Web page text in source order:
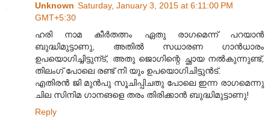
Unknown Saturday, January 3, 2015 at 6:11:00 PM
GMT+5:30
ഹരി നാമ കീർതത്നം ഏതു രാഗമെന്ന് പറയാൻ
ബുദ്ധിമുട്ടാണു, അതിൽ സധാരണ ഗാൻധാരം
ഉപയൊഗിച്ചിട്ടുന്ട്, അതു ജൊഗിന്റെ ച്ഛായ നൽകുന്നുണ്ട്,
തിലംഗ് പോലെ രണ്ട് നി യും ഉപയൊഗിചിട്ടുൻട്.
എതിരൻ ജി മുൻപു സൂചിപ്പിചതു പോലെ ഇന്ന രാഗമെന്നു
ചില സിനിമ ഗാനങളെ തരം തിരിക്കാൻ ബുദ്ധിമുട്ടാണു!
Reply